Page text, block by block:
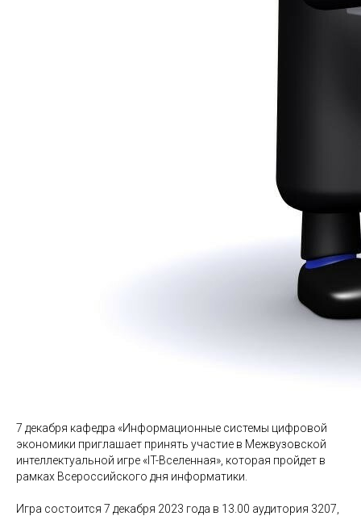
7 декабря кафедра «Информационные системы цифровой
экономики приглашает принять участие в Межвузовской
интеллектуальной игре «IT-Вселенная», которая пройдет в
рамках Всероссийского дня информатики.
Игра состоится 7 декабря 2023 года в 13.00 аудитория 3207,